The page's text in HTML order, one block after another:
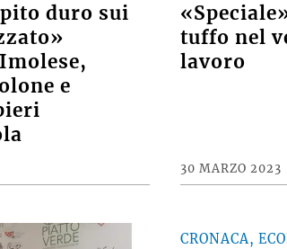
duro sui
e
tuffo nel
lavoro
30 MARZO 2023
CRONACA,